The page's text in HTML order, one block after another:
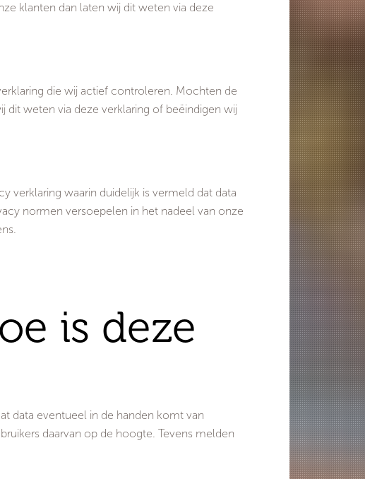
klanten dan laten wij dit weten via deze
die wij actief controleren. Mochten de
dit weten via deze verklaring of beëindigen wij
verklaring waarin duidelijk is vermeld dat data
normen versoepelen in het nadeel van onze
is deze
data eventueel in de handen komt van
daarvan op de hoogte. Tevens melden